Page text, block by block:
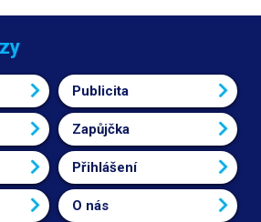
Publicita
Zapůjčka
Přihlášení
O nás